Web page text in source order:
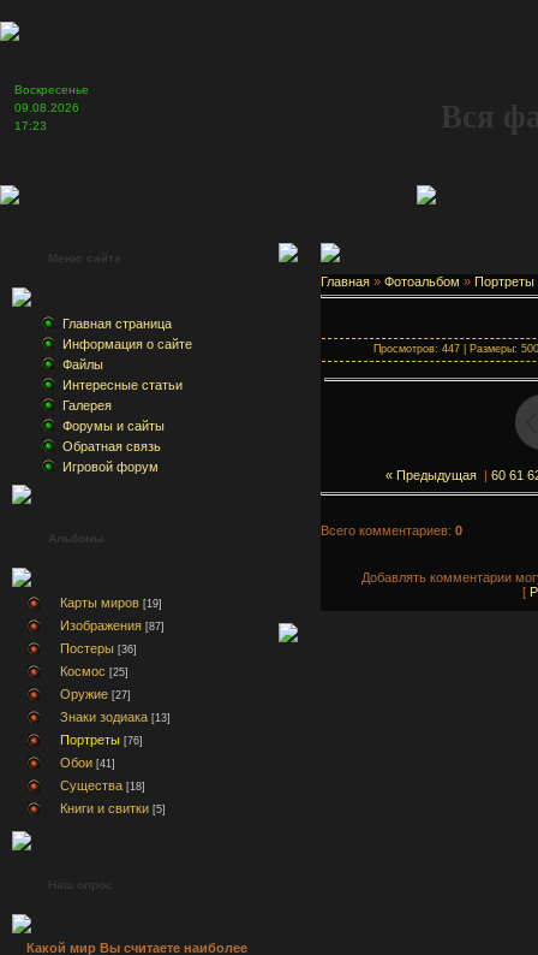
Воскресенье
09.08.2026
17:23
Вся
Меню сайта
Главная страница
Информация о сайте
Файлы
Интересные статьи
Галерея
Форумы и сайты
Обратная связь
Игровой форум
Альбомы
Карты миров [19]
Изображения [87]
Постеры [36]
Космос [25]
Оружие [27]
Знаки зодиака [13]
Портреты [76]
Обои [41]
Существа [18]
Книги и свитки [5]
Наш опрос
Какой мир Вы считаете наиболее
Главная » Фотоальбом » Портреты
Просмотров: 447 | Размеры:
« Предыдущая | 60 61
Всего комментариев: 0
Добавлять комментарии
[